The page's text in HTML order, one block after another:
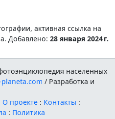
активная ссылка на
Добавлено: 28 января 2024 г.
населенных
/ Разработка и
О проекте : Контакты :
: Политика